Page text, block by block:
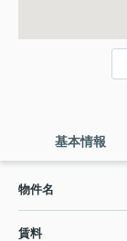
基本情報
物件名
賃料